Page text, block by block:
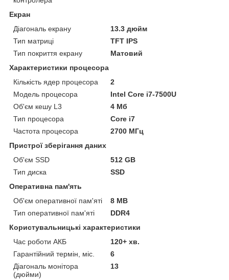
Екран
Діагональ екрану
13.3 дюйм
Тип матриці
TFT IPS
Тип покриття екрану
Матовий
Характеристики процесора
Кількість ядер процесора
2
Модель процесора
Intel Core i7-7500U
Об'єм кешу L3
4 Мб
Тип процесора
Core i7
Частота процесора
2700 МГц
Пристрої зберігання даних
Об'єм SSD
512 GB
Тип диска
SSD
Оперативна пам'ять
Об'єм оперативної пам'яті
8 MB
Тип оперативної пам'яті
DDR4
Користувальницькі характеристики
Час роботи АКБ
120+ хв.
Гарантійний термін, міс.
6
Діагональ монітора
(дюйми)
13